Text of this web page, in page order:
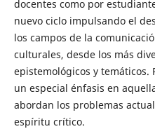
docentes como por
nuevo ciclo impulsando el
los campos de la
culturales, desde los más
epistemológicos y temáticos.
un especial énfasis en
abordan los problemas
espíritu crítico.